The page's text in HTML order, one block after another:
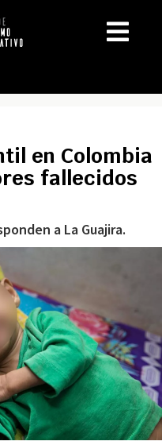
en Colombia
fallecidos
a La Guajira.